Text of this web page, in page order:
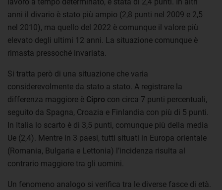
anni il divario è stato più ampio (2,8 punti nel 2009 e 2,5
nel 2010), ma quello del 2022 è comunque il valore più
elevato degli ultimi 12 anni. La situazione comunque è
rimasta pressoché invariata.
Si tratta però di una situazione che varia
considerevolmente da stato a stato. A registrare la
differenza maggiore è Cipro con circa 7 punti percentuali,
seguito da Spagna, Croazia e Finlandia con più di 5 punti.
In Italia lo scarto è di 3,5 punti, comunque più della media
Ue (2,4). Mentre in 3 paesi, tutti situati in Europa orientale
(Romania, Bulgaria e Lettonia) l’incidenza risulta al
contrario maggiore tra gli uomini.
Un fenomeno analogo si verifica tra le diverse fasce di età.